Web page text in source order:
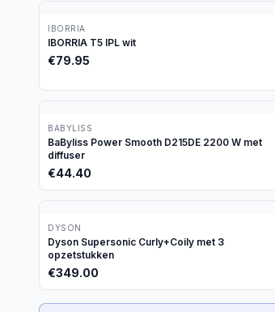
IBORRIA
IBORRIA T5 IPL wit
€79.95
BABYLISS
BaByliss Power Smooth D215DE 2200 W met
diffuser
€44.40
DYSON
Dyson Supersonic Curly+Coily met 3
opzetstukken
€349.00